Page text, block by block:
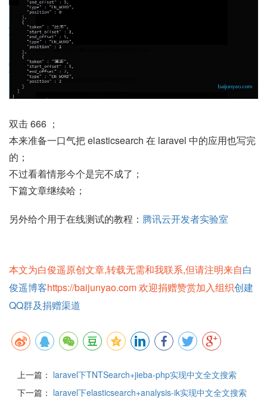
双击 666 ；
本来准备一口气把 elasticsearch 在 laravel 中的应用也写完
的；
不过看着情形今个是完不成了；
下篇文章继续哈；
另外给个用于在线测试的教程： 腾讯云开发者实验室
本文为白俊遥原创文章,转载无需和我联系,但请注明来自白
俊遥博客https://baijunyao.com 欢迎捐赠赞赏加入组织创建
QQ群及捐赠渠道
上一篇： laravel下TNTSearch+jieba-php实现中文全文搜索
下一篇： laravel下elasticsearch+analysis-ik实现中文全文搜索